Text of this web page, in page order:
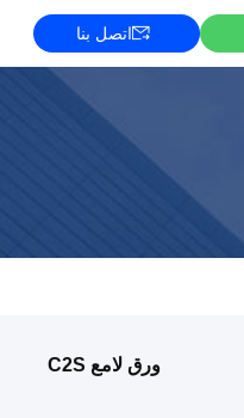
اتصل بنا
ورق لامع C2S